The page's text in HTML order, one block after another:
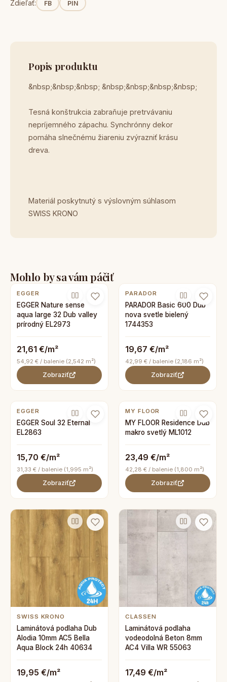
Zdieľať: FB PIN
Popis produktu
&nbsp;&nbsp;&nbsp; &nbsp;&nbsp;&nbsp;&nbsp;
Tesná konštrukcia zabraňuje pretrvávaniu
nepríjemného zápachu. Synchrónny dekor
pomáha slnečnému žiareniu zvýrazniť krásu
dreva.
Materiál poskytnutý s výslovným súhlasom
SWISS KRONO
Mohlo by sa vám páčiť
EGGER
EGGER Nature sense
aqua large 32 Dub valley
prírodný EL2973
21,61 €/m²
54,92 € / balenie (2,542 m²)
Zobraziť
PARADOR
PARADOR Basic 600 Dub
nova svetle bielený
1744353
19,67 €/m²
42,99 € / balenie (2,186 m²)
Zobraziť
EGGER
EGGER Soul 32 Eternal
EL2863
15,70 €/m²
31,33 € / balenie (1,995 m²)
Zobraziť
MY FLOOR
MY FLOOR Residence Dub
makro svetlý ML1012
23,49 €/m²
42,28 € / balenie (1,800 m²)
Zobraziť
SWISS KRONO
Laminátová podlaha Dub
Alodia 10mm AC5 Bella
Aqua Block 24h 40634
19,95 €/m²
CLASSEN
Laminátová podlaha
vodeodolná Beton 8mm
AC4 Villa WR 55063
17,49 €/m²